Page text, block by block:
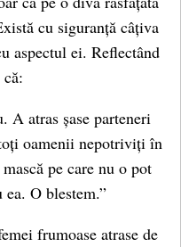
cu siguranță câțiva
aspectul ei. Reflectând
A atras șase parteneri
oamenii nepotriviți în
pe care nu o pot
O blestem.”
frumoase atrase de